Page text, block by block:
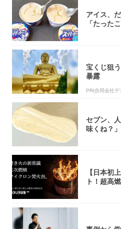
アイス、
「たった
宝くじ狙
暴露
PR(合同会社
セブン、
味くね？
【日本初
ト！超高